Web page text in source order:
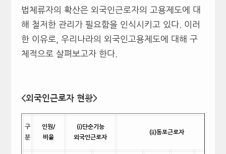
법체류자의 확산은 외국인근로자의 고용제도에 대
해 철저한 관리가 필요함을 인식시키고 있다. 이러
한 이유로, 우리나라의 외국인고용제도에 대해 구
체적으로 살펴보고자 한다.
<외국인근로자 현황>
구
분
인원/
비율
(i)단순기능
외국인근로자
(ii)동포근로자